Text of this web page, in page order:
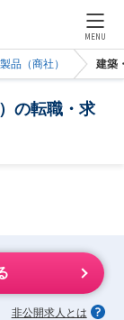
MENU
品（商社） 建築
の転職・求
非公開求人とは